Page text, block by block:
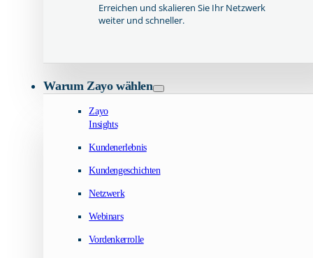
Erreichen und skalieren Sie Ihr Netzwerk
weiter und schneller.
Warum Zayo wählen
Zayo
Insights
Kundenerlebnis
Kundengeschichten
Netzwerk
Webinars
Vordenkerrolle